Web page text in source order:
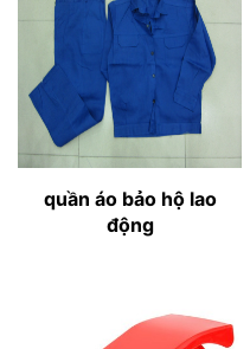
quần áo bảo hộ lao
động